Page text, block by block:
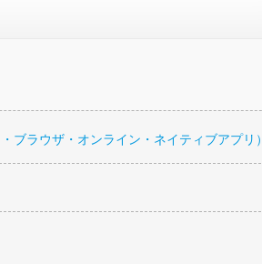
ブラウザ・オンライン・ネイティブアプリ）